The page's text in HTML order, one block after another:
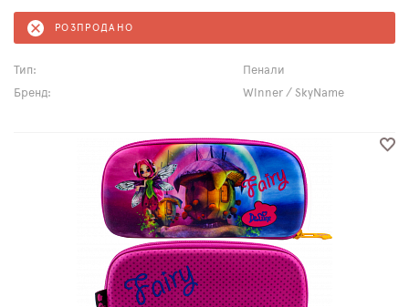
РОЗПРОДАНО
Тип:
Пенали
Бренд:
Winner / SkyName